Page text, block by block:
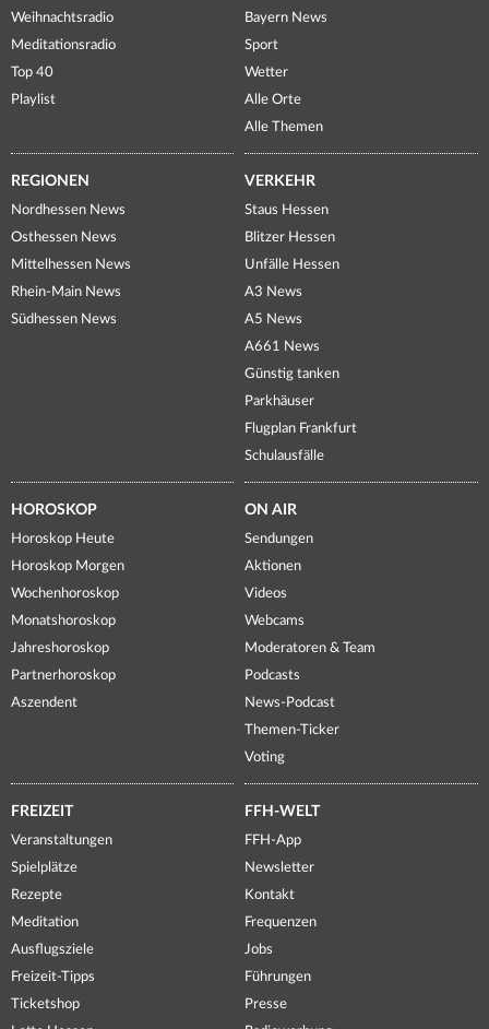
Weihnachtsradio
Meditationsradio
Top 40
Playlist
Bayern News
Sport
Wetter
Alle Orte
Alle Themen
REGIONEN
Nordhessen News
Osthessen News
Mittelhessen News
Rhein-Main News
Südhessen News
VERKEHR
Staus Hessen
Blitzer Hessen
Unfälle Hessen
A3 News
A5 News
A661 News
Günstig tanken
Parkhäuser
Flugplan Frankfurt
Schulausfälle
HOROSKOP
Horoskop Heute
Horoskop Morgen
Wochenhoroskop
Monatshoroskop
Jahreshoroskop
Partnerhoroskop
Aszendent
ON AIR
Sendungen
Aktionen
Videos
Webcams
Moderatoren & Team
Podcasts
News-Podcast
Themen-Ticker
Voting
FREIZEIT
Veranstaltungen
Spielplätze
Rezepte
Meditation
Ausflugsziele
Freizeit-Tipps
Ticketshop
FFH-WELT
FFH-App
Newsletter
Kontakt
Frequenzen
Jobs
Führungen
Presse